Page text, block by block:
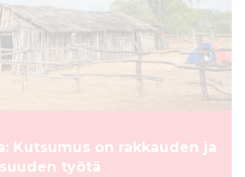
Kutsumus on rakkauden ja
työtä